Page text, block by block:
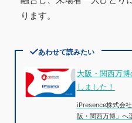
ります。
あわせて読みたい
大阪・関西万
しました！
iPresence株式会
阪・関西万博」へ